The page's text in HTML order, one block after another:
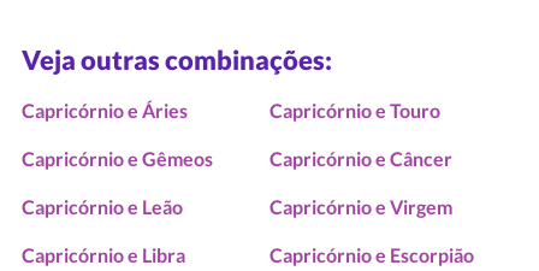
Veja outras combinações:
Capricórnio e Áries Capricórnio e Touro
Capricórnio e Gêmeos Capricórnio e Câncer
Capricórnio e Leão Capricórnio e Virgem
Capricórnio e Libra Capricórnio e Escorpião